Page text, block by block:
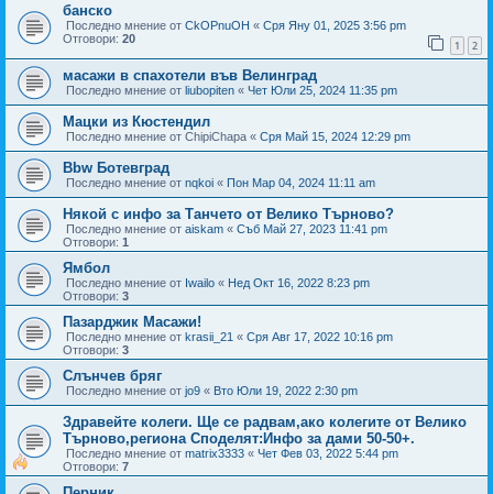
банско
Последно мнение от CkOPnuOH « Сря Яну 01, 2025 3:56 pm
Отговори: 20 1 2
масажи в спахотели във Велинград
Последно мнение от liubopiten « Чет Юли 25, 2024 11:35 pm
Мацки из Кюстендил
Последно мнение от ChipiChapa « Сря Май 15, 2024 12:29 pm
Bbw Ботевград
Последно мнение от nqkoi « Пон Мар 04, 2024 11:11 am
Някой с инфо за Танчето от Велико Търново?
Последно мнение от aiskam « Съб Май 27, 2023 11:41 pm
Отговори: 1
Ямбол
Последно мнение от Iwailo « Нед Окт 16, 2022 8:23 pm
Отговори: 3
Пазарджик Масажи!
Последно мнение от krasii_21 « Сря Авг 17, 2022 10:16 pm
Отговори: 3
Слънчев бряг
Последно мнение от jo9 « Вто Юли 19, 2022 2:30 pm
Здравейте колеги. Ще се радвам,ако колегите от Велико
Търново,региона Споделят:Инфо за дами 50-50+.
Последно мнение от matrix3333 « Чет Фев 03, 2022 5:44 pm
Отговори: 7